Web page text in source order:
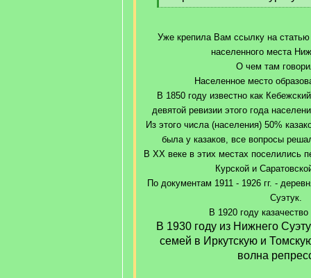
q
[
q
Уже крепила Вам ссылку на статью
населенного места
О чем там
Населенное место
В 1850 году известно как
девятой ревизии этого года
Из этого числа (населения) 50%
была у казаков, все вопросы
В ХХ веке в этих местах поселились
Курской и
По документам 1911 - 1926 гг. -
Суэтук.
В 1920 году
В 1930 году из Нижнего
семей в Иркутскую и
волна